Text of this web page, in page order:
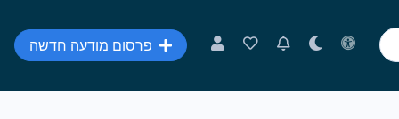
פרסום מודעה חדשה